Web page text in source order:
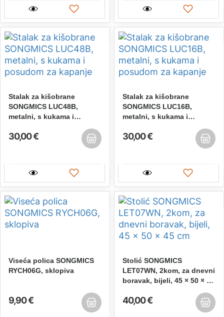
Stalak za kišobrane
SONGMICS LUC48B,
metalni, s kukama i
30,00 €
Stalak za kišobrane
SONGMICS LUC16B,
metalni, s kukama i
30,00 €
Viseća polica SONGMICS
RYCH06G, sklopiva
9,90 €
Stolić SONGMICS
LET07WN, 2kom, za dnevni
boravak, bijeli, 45 × 50 × 45
40,00 €